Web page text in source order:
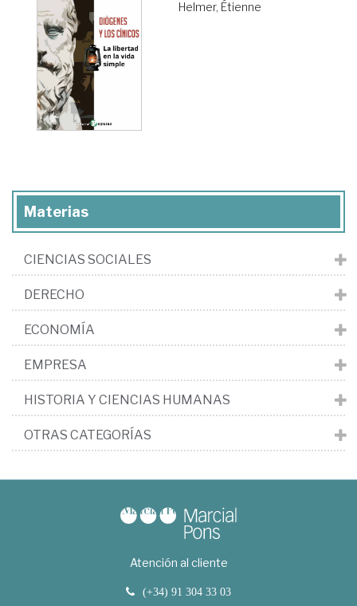
Helmer, Étienne
Materias
CIENCIAS SOCIALES
DERECHO
ECONOMÍA
EMPRESA
HISTORIA Y CIENCIAS HUMANAS
OTRAS CATEGORÍAS
Atención al cliente
(+34) 91 304 33 03